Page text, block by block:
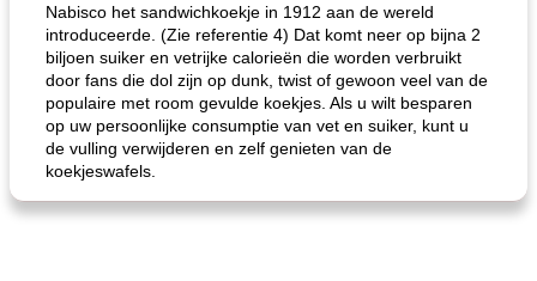
Nabisco het sandwichkoekje in 1912 aan de wereld
introduceerde. (Zie referentie 4) Dat komt neer op bijna 2
biljoen suiker en vetrijke calorieën die worden verbruikt
door fans die dol zijn op dunk, twist of gewoon veel van de
populaire met room gevulde koekjes. Als u wilt besparen
op uw persoonlijke consumptie van vet en suiker, kunt u
de vulling verwijderen en zelf genieten van de
koekjeswafels.